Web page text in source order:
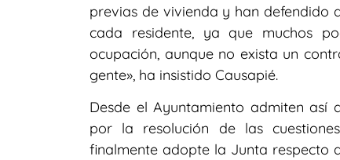
previas de vivienda y han defendido
cada residente, ya que muchos
ocupación, aunque no exista un
gente», ha insistido Causapié.
Desde el Ayuntamiento admiten así
por la resolución de las
finalmente adopte la Junta respecto